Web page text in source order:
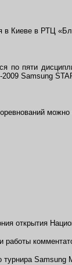
в Киеве в РТЦ
по пяти
Samsung
открытия
работы
турнираSamsung